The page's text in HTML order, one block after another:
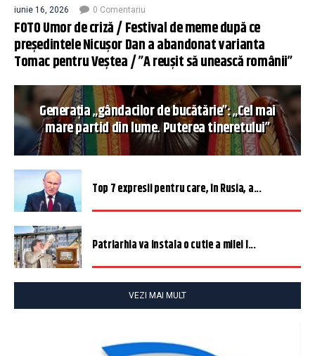
iunie 16, 2026 0 Comentariu
FOTO Umor de criză / Festival de meme după ce
președintele Nicușor Dan a abandonat varianta
Tomac pentru Veștea / ”A reușit să unească românii”
Generația „gândacilor de bucătărie”: „Cel mai
mare partid din lume. Puterea tineretului”
Top 7 expresii pentru care, în Rusia, a...
Patriarhia va instala o cutie a milei î...
VEZI MAI MULT